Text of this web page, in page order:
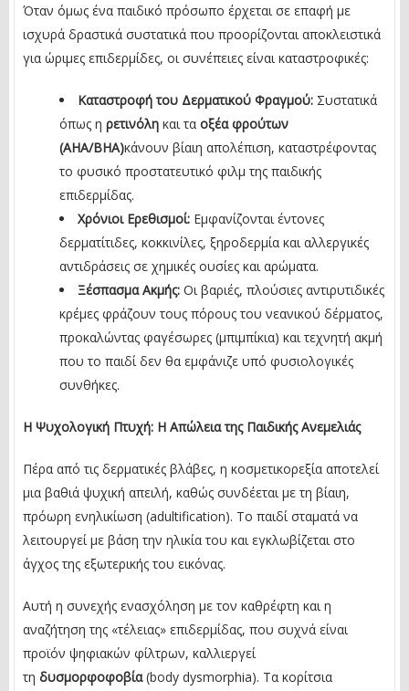
Όταν όμως ένα παιδικό πρόσωπο έρχεται σε επαφή με
ισχυρά δραστικά συστατικά που προορίζονται αποκλειστικά
για ώριμες επιδερμίδες, οι συνέπειες είναι καταστροφικές:
Καταστροφή του Δερματικού Φραγμού: Συστατικά
όπως η ρετινόλη και τα οξέα φρούτων
(AHA/BHA)κάνουν βίαιη απολέπιση, καταστρέφοντας
το φυσικό προστατευτικό φιλμ της παιδικής
επιδερμίδας.
Χρόνιοι Ερεθισμοί: Εμφανίζονται έντονες
δερματίτιδες, κοκκινίλες, ξηροδερμία και αλλεργικές
αντιδράσεις σε χημικές ουσίες και αρώματα.
Ξέσπασμα Ακμής: Οι βαριές, πλούσιες αντιρυτιδικές
κρέμες φράζουν τους πόρους του νεανικού δέρματος,
προκαλώντας φαγέσωρες (μπιμπίκια) και τεχνητή ακμή
που το παιδί δεν θα εμφάνιζε υπό φυσιολογικές
συνθήκες.
Η Ψυχολογική Πτυχή: Η Απώλεια της Παιδικής Ανεμελιάς
Πέρα από τις δερματικές βλάβες, η κοσμετικορεξία αποτελεί
μια βαθιά ψυχική απειλή, καθώς συνδέεται με τη βίαιη,
πρόωρη ενηλικίωση (adultification). Το παιδί σταματά να
λειτουργεί με βάση την ηλικία του και εγκλωβίζεται στο
άγχος της εξωτερικής του εικόνας.
Αυτή η συνεχής ενασχόληση με τον καθρέφτη και η
αναζήτηση της «τέλειας» επιδερμίδας, που συχνά είναι
προϊόν ψηφιακών φίλτρων, καλλιεργεί
τη δυσμορφοφοβία(body dysmorphia). Τα κορίτσια